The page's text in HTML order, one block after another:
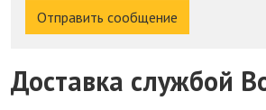
Отправить сообщение
Доставка службой